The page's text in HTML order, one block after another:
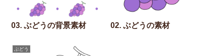
03. ぶどうの背景素材 02. ぶどうの素材
ぶどう